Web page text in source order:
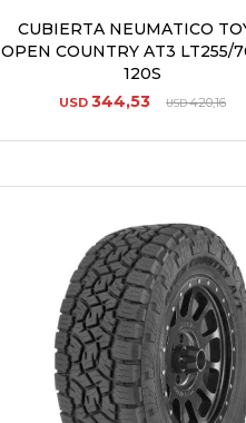
CUBIERTA NEUMATICO
OPEN COUNTRY AT3 LT255/
120S
USD 344,53 USD420,16